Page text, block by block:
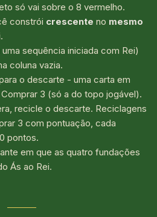
só vai sobre o 8 vermelho.
constrói crescente no mesmo
uma sequência iniciada com Rei)
coluna vazia.
o descarte - uma carta em
3 (só a do topo jogável).
recicle o descarte. Reciclagens
3 com pontuação, cada
pontos.
em que as quatro fundações
Ás ao Rei.